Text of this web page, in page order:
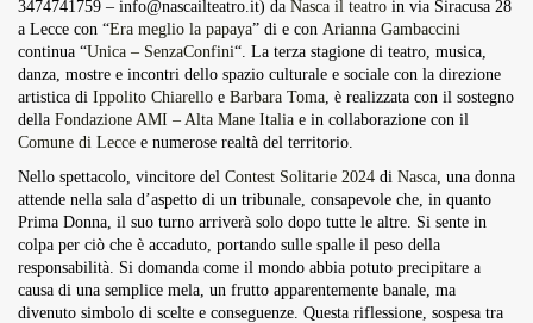
3474741759 – info@nascailteatro.it) da Nasca il teatro in via Siracusa 28
a Lecce con “Era meglio la papaya” di e con Arianna Gambaccini
continua “Unica – SenzaConfini“. La terza stagione di teatro, musica,
danza, mostre e incontri dello spazio culturale e sociale con la direzione
artistica di Ippolito Chiarello e Barbara Toma, è realizzata con il sostegno
della Fondazione AMI – Alta Mane Italia e in collaborazione con il
Comune di Lecce e numerose realtà del territorio.
Nello spettacolo, vincitore del Contest Solitarie 2024 di Nasca, una donna
attende nella sala d’aspetto di un tribunale, consapevole che, in quanto
Prima Donna, il suo turno arriverà solo dopo tutte le altre. Si sente in
colpa per ciò che è accaduto, portando sulle spalle il peso della
responsabilità. Si domanda come il mondo abbia potuto precipitare a
causa di una semplice mela, un frutto apparentemente banale, ma
divenuto simbolo di scelte e conseguenze. Questa riflessione, sospesa tra